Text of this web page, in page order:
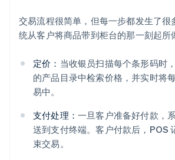
交易流程很简单，但每一步都发生了很
统从客户将商品带到柜台的那一刻起所
定价： 当收银员扫描每个条形码时
的产品目录中检索价格，并实时将
易中。
支付处理： 一旦客户准备好付款，
送到支付终端。客户付款后，POS
束交易。